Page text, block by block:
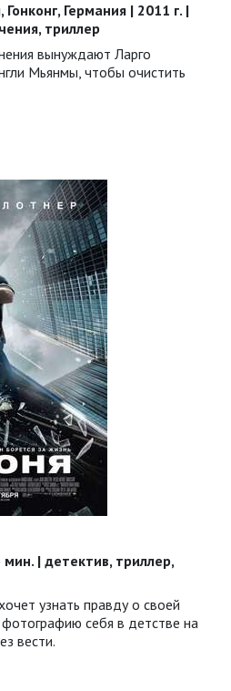
Германия | 2011 г. |
триллер
вынуждают Ларго
Мьянмы, чтобы очистить
| детектив, триллер,
узнать правду о своей
себя в детстве на
вести.